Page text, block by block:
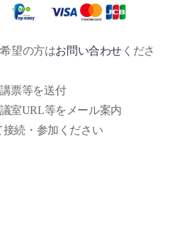
望の方はお問い合わせ くださ
票等を送付
室URL等をメール案内
接続・参加ください